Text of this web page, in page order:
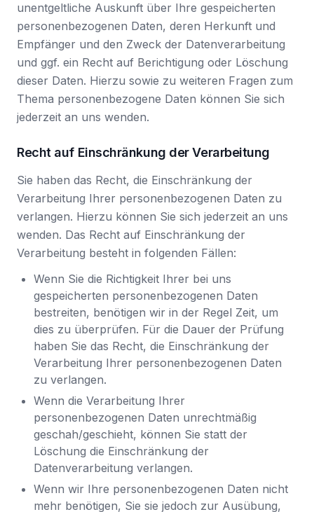
unentgeltliche Auskunft über Ihre gespeicherten
personenbezogenen Daten, deren Herkunft und
Empfänger und den Zweck der Datenverarbeitung
und ggf. ein Recht auf Berichtigung oder Löschung
dieser Daten. Hierzu sowie zu weiteren Fragen zum
Thema personenbezogene Daten können Sie sich
jederzeit an uns wenden.
Recht auf Einschränkung der Verarbeitung
Sie haben das Recht, die Einschränkung der
Verarbeitung Ihrer personenbezogenen Daten zu
verlangen. Hierzu können Sie sich jederzeit an uns
wenden. Das Recht auf Einschränkung der
Verarbeitung besteht in folgenden Fällen:
Wenn Sie die Richtigkeit Ihrer bei uns
gespeicherten personenbezogenen Daten
bestreiten, benötigen wir in der Regel Zeit, um
dies zu überprüfen. Für die Dauer der Prüfung
haben Sie das Recht, die Einschränkung der
Verarbeitung Ihrer personenbezogenen Daten
zu verlangen.
Wenn die Verarbeitung Ihrer
personenbezogenen Daten unrechtmäßig
geschah/geschieht, können Sie statt der
Löschung die Einschränkung der
Datenverarbeitung verlangen.
Wenn wir Ihre personenbezogenen Daten nicht
mehr benötigen, Sie sie jedoch zur Ausübung,